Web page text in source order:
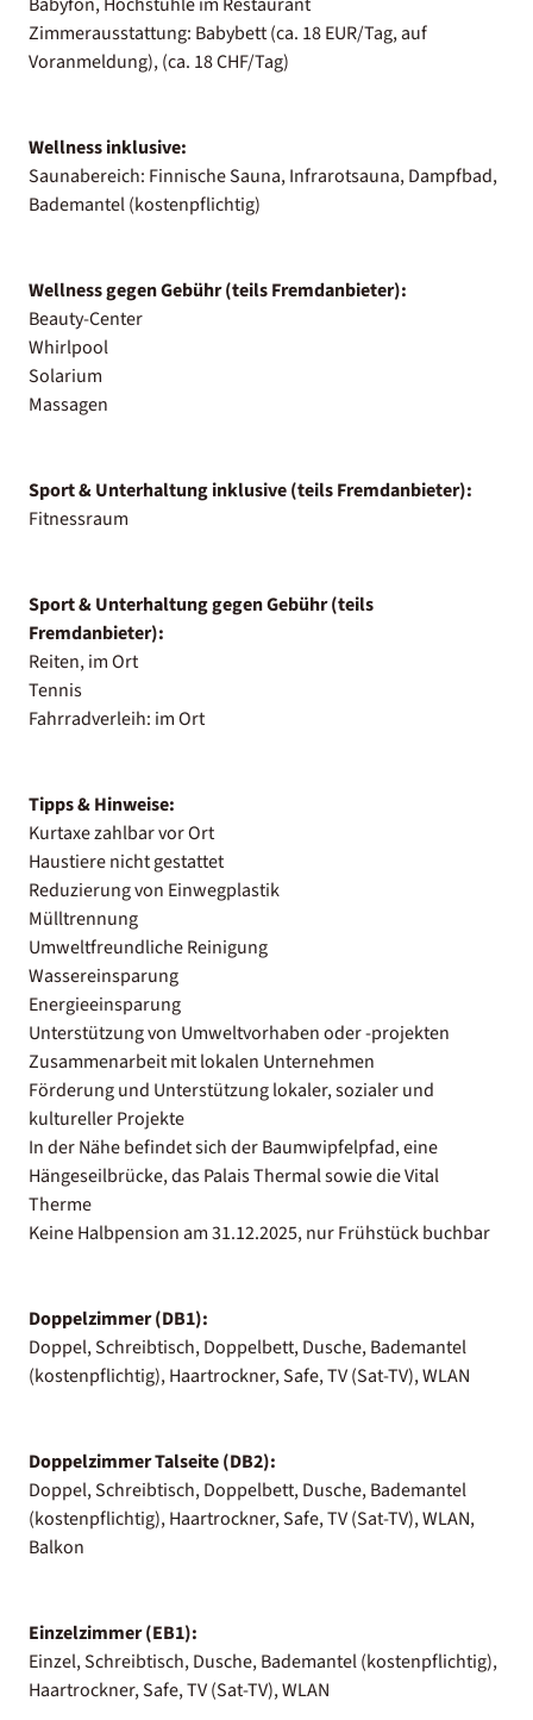
Zimmerausstattung: Babybett (ca. 18 EUR/Tag, auf
Voranmeldung), (ca. 18 CHF/Tag)
Wellness inklusive:
Saunabereich: Finnische Sauna, Infrarotsauna, Dampfbad,
Bademantel (kostenpflichtig)
Wellness gegen Gebühr (teils Fremdanbieter):
Beauty-Center
Whirlpool
Solarium
Massagen
Sport & Unterhaltung inklusive (teils Fremdanbieter):
Fitnessraum
Sport & Unterhaltung gegen Gebühr (teils
Fremdanbieter):
Reiten, im Ort
Tennis
Fahrradverleih: im Ort
Tipps & Hinweise:
Kurtaxe zahlbar vor Ort
Haustiere nicht gestattet
Reduzierung von Einwegplastik
Mülltrennung
Umweltfreundliche Reinigung
Wassereinsparung
Energieeinsparung
Unterstützung von Umweltvorhaben oder -projekten
Zusammenarbeit mit lokalen Unternehmen
Förderung und Unterstützung lokaler, sozialer und
kultureller Projekte
In der Nähe befindet sich der Baumwipfelpfad, eine
Hängeseilbrücke, das Palais Thermal sowie die Vital
Therme
Keine Halbpension am 31.12.2025, nur Frühstück buchbar
Doppelzimmer (DB1):
Doppel, Schreibtisch, Doppelbett, Dusche, Bademantel
(kostenpflichtig), Haartrockner, Safe, TV (Sat-TV), WLAN
Doppelzimmer Talseite (DB2):
Doppel, Schreibtisch, Doppelbett, Dusche, Bademantel
(kostenpflichtig), Haartrockner, Safe, TV (Sat-TV), WLAN,
Balkon
Einzelzimmer (EB1):
Einzel, Schreibtisch, Dusche, Bademantel (kostenpflichtig),
Haartrockner, Safe, TV (Sat-TV), WLAN